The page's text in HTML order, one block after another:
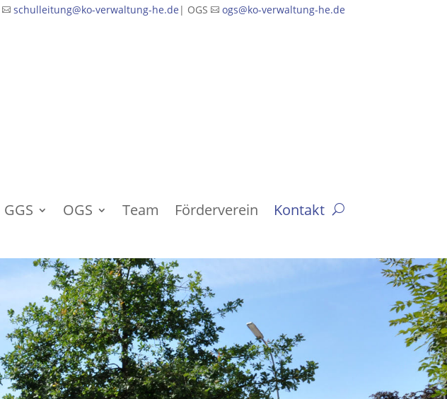
 schulleitung@ko-verwaltung-he.de | OGS  ogs@ko-verwaltung-he.de
GGS OGS Team Förderverein Kontakt